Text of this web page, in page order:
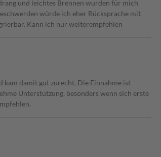
und leichtes Brennen wurden für mich
würde ich eher Rücksprache mit
Kann ich nur weiterempfehlen
kam damit gut zurecht. Die Einnahme ist
Unterstützung, besonders wenn sich erste